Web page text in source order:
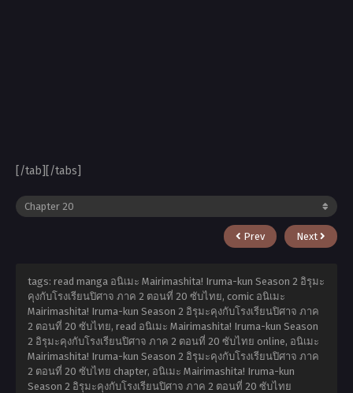
[/tab][/tabs]
Prev Next
tags: read manga อนิเมะ Mairimashita! Iruma-kun Season 2 อิรุมะ
คุงกับโรงเรียนปิศาจ ภาค 2 ตอนที่ 20 ซับไทย, comic อนิเมะ
Mairimashita! Iruma-kun Season 2 อิรุมะคุงกับโรงเรียนปิศาจ ภาค
2 ตอนที่ 20 ซับไทย, read อนิเมะ Mairimashita! Iruma-kun Season
2 อิรุมะคุงกับโรงเรียนปิศาจ ภาค 2 ตอนที่ 20 ซับไทย online, อนิเมะ
Mairimashita! Iruma-kun Season 2 อิรุมะคุงกับโรงเรียนปิศาจ ภาค
2 ตอนที่ 20 ซับไทย chapter, อนิเมะ Mairimashita! Iruma-kun
Season 2 อิรุมะคุงกับโรงเรียนปิศาจ ภาค 2 ตอนที่ 20 ซับไทย